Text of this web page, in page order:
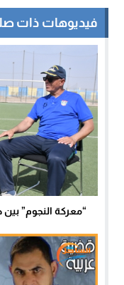
فيديوهات ذات
“معركة النجوم” بين